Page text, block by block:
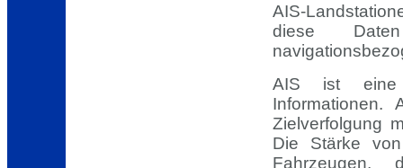
AIS-
diese
AIS ist eine
Informationen.
Zielverfolgung
Die Stärke